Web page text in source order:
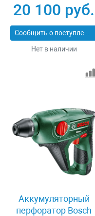
20 100 руб.
Сообщить о поступлении
Нет в наличии
Аккумуляторный
перфоратор Bosch